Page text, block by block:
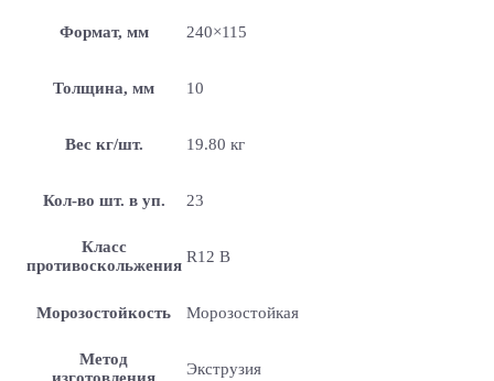
Формат, мм 240×115
Толщина, мм 10
Вес кг/шт. 19.80 кг
Кол-во шт. в уп. 23
Класс
противоскольжения R12 B
Морозостойкость Морозостойкая
Метод
изготовления
Экструзия